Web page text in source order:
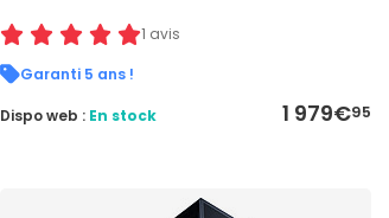
1 avis
Garanti 5 ans !
1 979€95
Dispo web : En stock